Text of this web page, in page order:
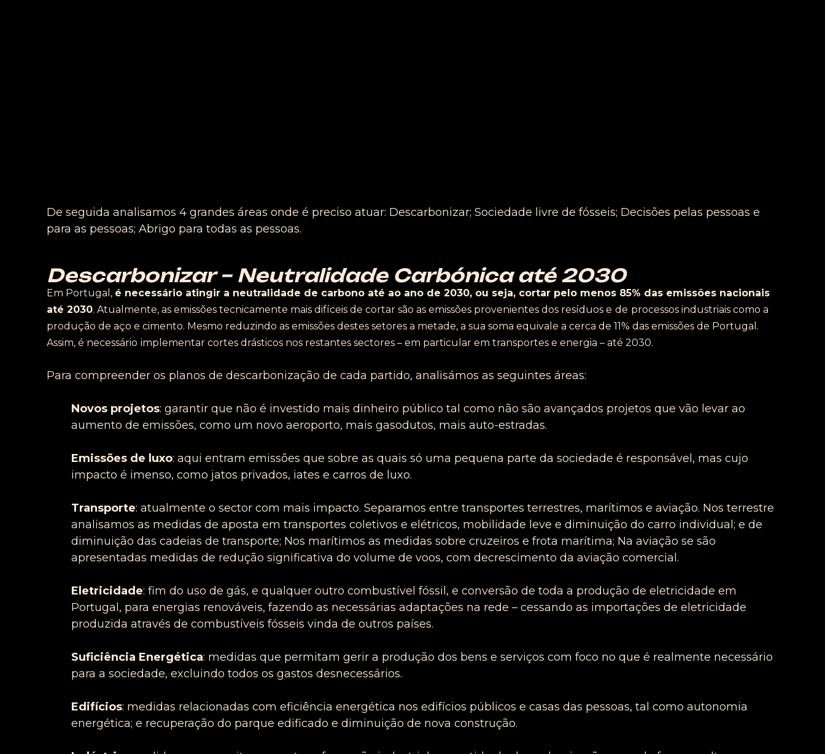
De seguida analisamos 4 grandes áreas onde é preciso atuar: Descarbonizar; Sociedade livre de fósseis; Decisões pelas pessoas e
para as pessoas; Abrigo para todas as pessoas.
Descarbonizar – Neutralidade Carbónica até 2030
Em Portugal, é necessário atingir a neutralidade de carbono até ao ano de 2030, ou seja, cortar pelo menos 85% das emissões nacionais
até 2030. Atualmente, as emissões tecnicamente mais difíceis de cortar são as emissões provenientes dos resíduose de processos industriaiscomo a
produção de aço e cimento. Mesmo reduzindo as emissões destes setores a metade, a sua soma equivale a cerca de 11% das emissões de Portugal.
Assim, é necessário implementar cortes drásticos nos restantes sectores –em particular em transportes e energia – até 2030.
Para compreender os planos de descarbonização de cada partido, analisámos as seguintes áreas:
Novos projetos: garantir que não é investido mais dinheiro público tal como não são avançados projetos que vão levar ao
aumento de emissões, como um novo aeroporto, mais gasodutos, mais auto-estradas.
Emissões de luxo: aqui entram emissões que sobre as quais só uma pequena parte da sociedade é responsável, mas cujo
impacto é imenso, como jatos privados, iates e carros de luxo.
Transporte: atualmente o sector com mais impacto. Separamos entre transportes terrestres, marítimos e aviação. Nos terrestre
analisamos as medidas de aposta em transportes coletivos e elétricos, mobilidade leve e diminuição do carro individual; e de
diminuição das cadeias de transporte; Nos marítimos as medidas sobre cruzeiros e frota marítima; Na aviação se são
apresentadas medidas de redução significativa do volume de voos, com decrescimento da aviação comercial.
Eletricidade: fim do uso de gás, e qualquer outro combustível fóssil, e conversão de toda a produção de eletricidade em
Portugal, para energias renováveis, fazendo as necessárias adaptações na rede – cessando as importações de eletricidade
produzida através de combustíveis fósseis vinda de outros países.
Suficiência Energética: medidas que permitam gerir a produção dos bens e serviços com foco no que é realmente necessário
para a sociedade, excluindo todos os gastos desnecessários.
Edifícios: medidas relacionadas com eficiência energética nos edifícios públicos e casas das pessoas, tal como autonomia
energética; e recuperação do parque edificado e diminuição de nova construção.